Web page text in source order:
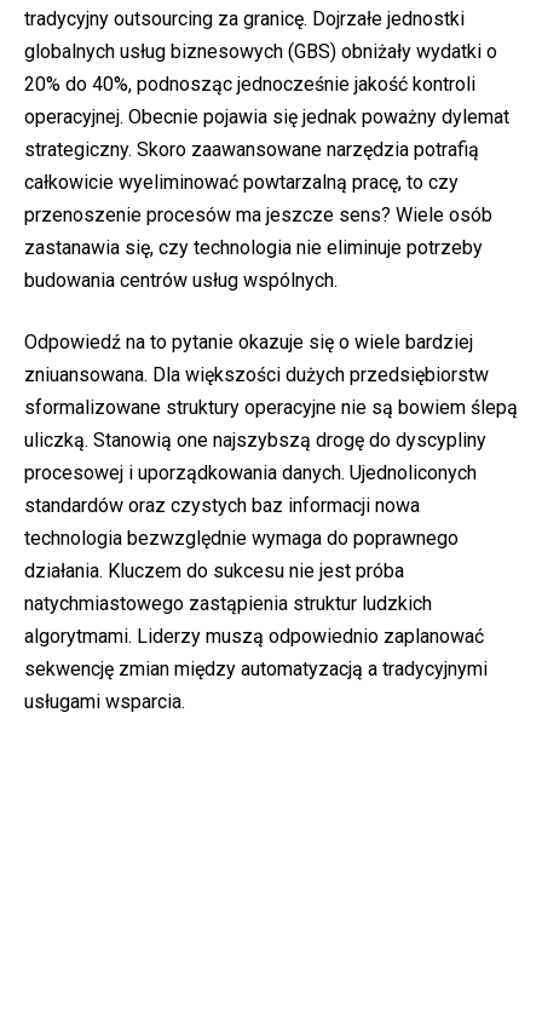
tradycyjny outsourcing za granicę. Dojrzałe jednostki
globalnych usług biznesowych (GBS) obniżały wydatki o
20% do 40%, podnosząc jednocześnie jakość kontroli
operacyjnej. Obecnie pojawia się jednak poważny dylemat
strategiczny. Skoro zaawansowane narzędzia potrafią
całkowicie wyeliminować powtarzalną pracę, to czy
przenoszenie procesów ma jeszcze sens? Wiele osób
zastanawia się, czy technologia nie eliminuje potrzeby
budowania centrów usług wspólnych.
Odpowiedź na to pytanie okazuje się o wiele bardziej
zniuansowana. Dla większości dużych przedsiębiorstw
sformalizowane struktury operacyjne nie są bowiem ślepą
uliczką. Stanowią one najszybszą drogę do dyscypliny
procesowej i uporządkowania danych. Ujednoliconych
standardów oraz czystych baz informacji nowa
technologia bezwzględnie wymaga do poprawnego
działania. Kluczem do sukcesu nie jest próba
natychmiastowego zastąpienia struktur ludzkich
algorytmami. Liderzy muszą odpowiednio zaplanować
sekwencję zmian między automatyzacją a tradycyjnymi
usługami wsparcia.